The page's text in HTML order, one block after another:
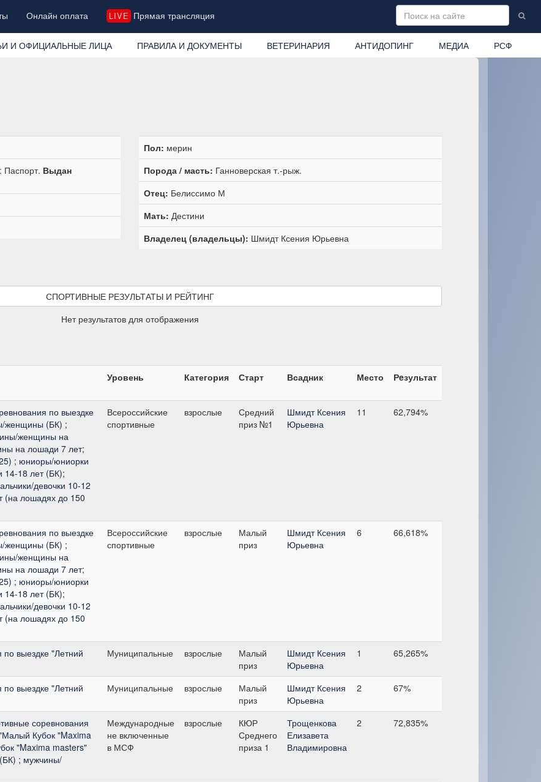
Онлайн оплата LIVE Прямая трансляция
И ОФИЦИАЛЬНЫЕ ЛИЦА ПРАВИЛА И ДОКУМЕНТЫ ВЕТЕРИНАРИЯ АНТИДОПИНГ МЕДИА РСФ
Паспорт. Выдан
Пол: мерин
Порода / масть: Ганноверская т.-рыж.
Отец: Белиссимо М
Мать: Дестини
Владелец (владельцы): Шмидт Ксения Юрьевна
СПОРТИВНЫЕ РЕЗУЛЬТАТЫ И РЕЙТИНГ
Нет результатов для отображения
Уровень Категория Старт Всадник Место Рeзультат
по выездке
женщины (БК) ;
женщины на
на лошади 7 лет;
; юниоры/юниорки
14-18 лет (БК);
девочки 10-12
(на лошадях до 150
Всероссийские
спортивные
взрослые
Средний
приз №1
Шмидт Ксения
Юрьевна
11 62,794%
по выездке
женщины (БК) ;
женщины на
на лошади 7 лет;
; юниоры/юниорки
14-18 лет (БК);
девочки 10-12
(на лошадях до 150
Всероссийские
спортивные
взрослые
Малый
приз
Шмидт Ксения
Юрьевна
6 66,618%
выездке "Летний
Муниципальные взрослые
Малый
приз
Шмидт Ксения
Юрьевна
1 65,265%
выездке "Летний
Муниципальные взрослые
Малый
приз
Шмидт Ксения
Юрьевна
2 67%
соревнования
Кубок "Maxima
"Maxima masters"
; мужчины/
Международные
не включенные
в МСФ
взрослые
КЮР
Среднего
приза 1
Трощенкова
Елизавета
Владимировна
2 72,835%